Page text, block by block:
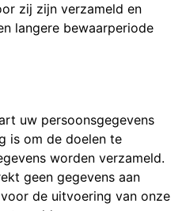
zij zijn verzameld en
langere bewaarperiode
uw persoonsgegevens
is om de doelen te
worden verzameld.
geen gegevens aan
de uitvoering van onze